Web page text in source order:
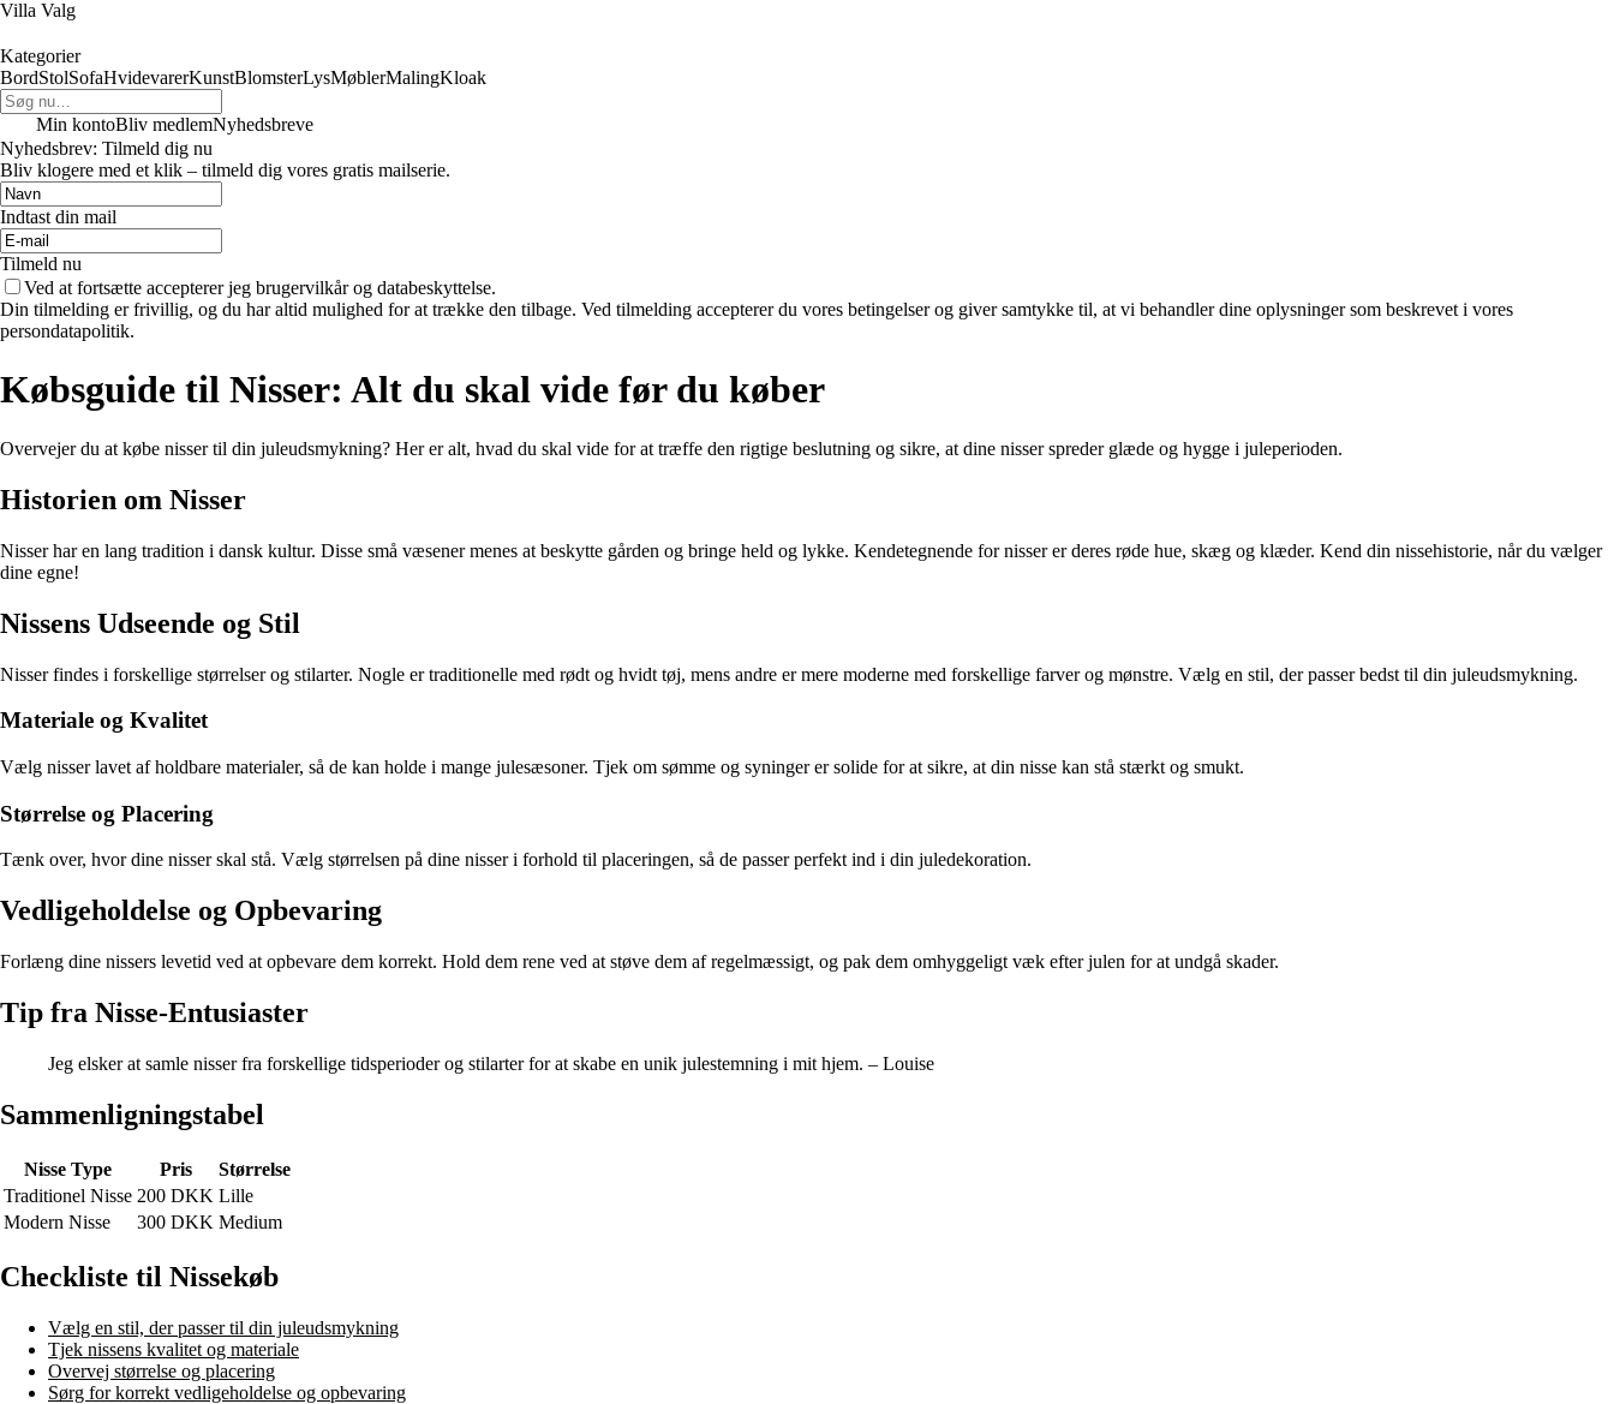
Villa Valg
Kategorier
BordStolSofaHvidevarerKunstBlomsterLysMøblerMalingKloak
Min kontoBliv medlemNyhedsbreve
Nyhedsbrev: Tilmeld dig nu
Bliv klogere med et klik – tilmeld dig vores gratis mailserie.
Indtast din mail
Tilmeld nu
Ved at fortsætte accepterer jeg brugervilkår og databeskyttelse.
Din tilmelding er frivillig, og du har altid mulighed for at trække den tilbage. Ved tilmelding accepterer du vores betingelser og giver samtykke til, at vi behandler dine oplysninger som beskrevet i vores
persondatapolitik.
Købsguide til Nisser: Alt du skal vide før du køber
Overvejer du at købe nisser til din juleudsmykning? Her er alt, hvad du skal vide for at træffe den rigtige beslutning og sikre, at dine nisser spreder glæde og hygge i juleperioden.
Historien om Nisser
Nisser har en lang tradition i dansk kultur. Disse små væsener menes at beskytte gården og bringe held og lykke. Kendetegnende for nisser er deres røde hue, skæg og klæder. Kend din nissehistorie, når du vælger
dine egne!
Nissens Udseende og Stil
Nisser findes i forskellige størrelser og stilarter. Nogle er traditionelle med rødt og hvidt tøj, mens andre er mere moderne med forskellige farver og mønstre. Vælg en stil, der passer bedst til din juleudsmykning.
Materiale og Kvalitet
Vælg nisser lavet af holdbare materialer, så de kan holde i mange julesæsoner. Tjek om sømme og syninger er solide for at sikre, at din nisse kan stå stærkt og smukt.
Størrelse og Placering
Tænk over, hvor dine nisser skal stå. Vælg størrelsen på dine nisser i forhold til placeringen, så de passer perfekt ind i din juledekoration.
Vedligeholdelse og Opbevaring
Forlæng dine nissers levetid ved at opbevare dem korrekt. Hold dem rene ved at støve dem af regelmæssigt, og pak dem omhyggeligt væk efter julen for at undgå skader.
Tip fra Nisse-Entusiaster
Jeg elsker at samle nisser fra forskellige tidsperioder og stilarter for at skabe en unik julestemning i mit hjem. – Louise
Sammenligningstabel
Nisse Type Pris
Størrelse
Traditionel Nisse 200 DKK Lille
Modern Nisse
300 DKK Medium
Checkliste til Nissekøb
Vælg en stil, der passer til din juleudsmykning
Tjek nissens kvalitet og materiale
Overvej størrelse og placering
Sørg for korrekt vedligeholdelse og opbevaring